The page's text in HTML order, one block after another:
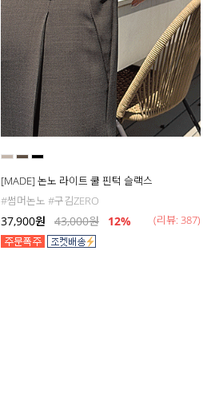
[MADE] 논노 라이트 쿨 핀턱 슬랙스
#썸머논노 #구김ZERO
37,900원 43,000원 12% (리뷰: 387)